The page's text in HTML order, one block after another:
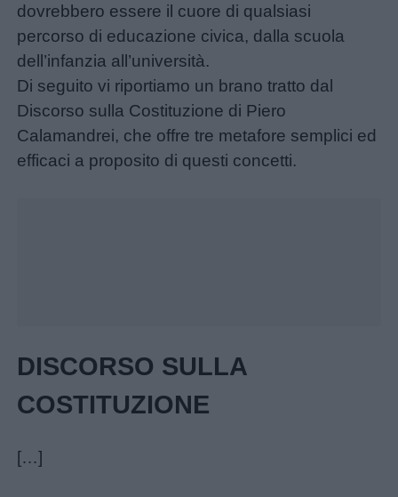
didattiche
da
colorare
dovrebbero essere il cuore di qualsiasi
percorso di educazione civica, dalla scuola
dell’infanzia all’università.
Di seguito vi riportiamo un brano tratto dal
Discorso sulla Costituzione di Piero
Calamandrei, che offre tre metafore semplici ed
efficaci a proposito di questi concetti.
DISCORSO SULLA
COSTITUZIONE
[…]